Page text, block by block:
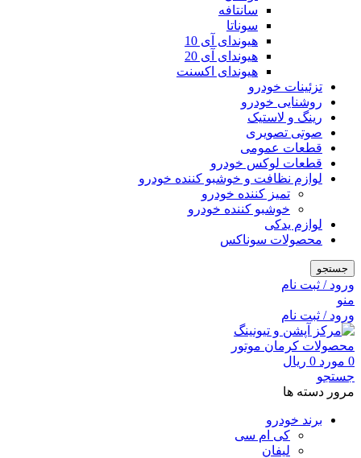
سانتافه
سوناتا
هیوندای آی 10
هیوندای آی 20
هیوندای اکسنت
تزئینات خودرو
روشنایی خودرو
رینگ و لاستیک
صوتی تصویری
قطعات عمومی
قطعات لوکس خودرو
لوازم نظافت و خوشبو کننده خودرو
تمیز کننده خودرو
خوشبو کننده خودرو
لوازم یدکی
محصولات سوناکس
جستجو
ورود / ثبت نام
منو
ورود / ثبت نام
0 مورد 0 ریال
جستجو
مرور دسته ها
برند خودرو
کی ام سی
لیفان